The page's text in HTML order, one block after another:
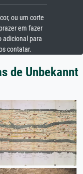
ou um corte
em fazer
adicional para
contatar.
de Unbekannt